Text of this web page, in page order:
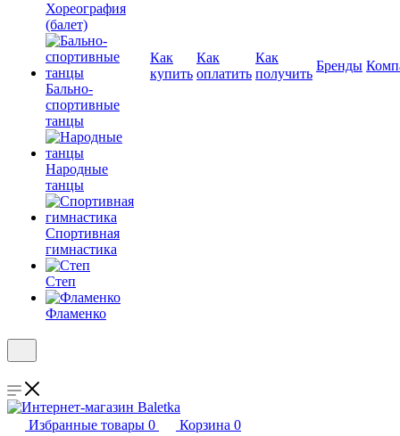
Хореография
(балет)
Бально-
спортивные
танцы
Народные
танцы
Спортивная
гимнастика
Степ
Фламенко
Как
купить
Как
оплатить
Как
получить
Бренды
Избранные товары 0 Корзина 0